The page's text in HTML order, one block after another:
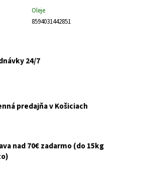
Oleje
8594031442851
24/7
predajňa v Košiciach
nad 70€ zadarmo (do 15kg